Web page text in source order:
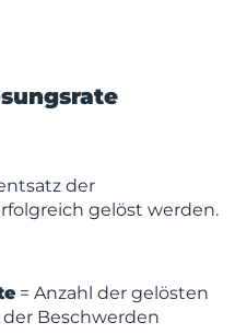
der
gelöst werden.
= Anzahl der gelösten
Beschwerden